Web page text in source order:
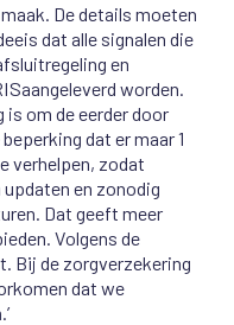
De details moeten
is dat alle signalen die
en
aangeleverd worden
is om deeerder door
dat er maar 1
verhelpen, zodat
updaten en zonodig
. Dat geeft meer
Volgens de
Bij de zorgverzekering
dat we